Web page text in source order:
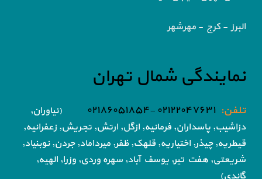
البرز - کرج - مهرشهر
نمایندگی شمال تهران
تلفن: ۰۲۱۲۲۰۴۷۶۳۱ -۰۲۱۸۶۰۵۱۸۵۴
(نیاوران,
دزاشیب, پاسداران, فرمانیه, ازگل, ارتش, تجریش, زعفرانیه,
قیطریه, چیذر, اختیاریه, قلهک, ظفر, میرداماد, جردن, نوبنیاد,
شریعتی, هفت تیر, یوسف آباد, سهره وردی, وزرا, الهیه,
گاندی)